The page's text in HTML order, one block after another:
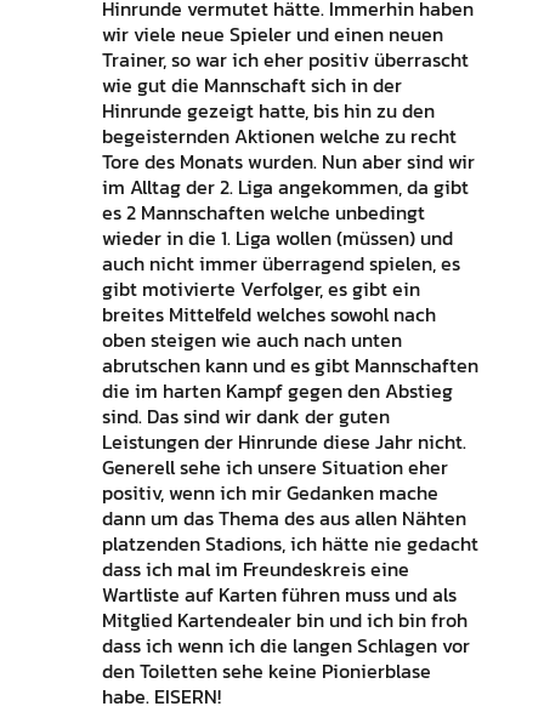
Hinrunde vermutet hätte. Immerhin haben
wir viele neue Spieler und einen neuen
Trainer, so war ich eher positiv überrascht
wie gut die Mannschaft sich in der
Hinrunde gezeigt hatte, bis hin zu den
begeisternden Aktionen welche zu recht
Tore des Monats wurden. Nun aber sind wir
im Alltag der 2. Liga angekommen, da gibt
es 2 Mannschaften welche unbedingt
wieder in die 1. Liga wollen (müssen) und
auch nicht immer überragend spielen, es
gibt motivierte Verfolger, es gibt ein
breites Mittelfeld welches sowohl nach
oben steigen wie auch nach unten
abrutschen kann und es gibt Mannschaften
die im harten Kampf gegen den Abstieg
sind. Das sind wir dank der guten
Leistungen der Hinrunde diese Jahr nicht.
Generell sehe ich unsere Situation eher
positiv, wenn ich mir Gedanken mache
dann um das Thema des aus allen Nähten
platzenden Stadions, ich hätte nie gedacht
dass ich mal im Freundeskreis eine
Wartliste auf Karten führen muss und als
Mitglied Kartendealer bin und ich bin froh
dass ich wenn ich die langen Schlagen vor
den Toiletten sehe keine Pionierblase
habe. EISERN!